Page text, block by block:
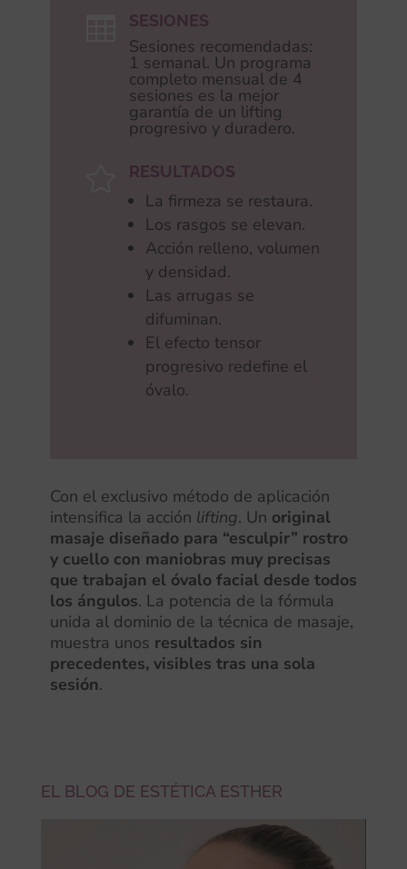
SESIONES
Sesiones recomendadas:
1 semanal. Un programa
completo mensual de 4
sesiones es la mejor
garantía de un lifting
progresivo y duradero.
RESULTADOS
La firmeza se restaura.
Los rasgos se elevan.
Acción relleno, volumen
y densidad.
Las arrugas se
difuminan.
El efecto tensor
progresivo redefine el
óvalo.
Con el exclusivo método de aplicación
intensifica la acción lifting. Un original
masaje diseñado para “esculpir” rostro
y cuello con maniobras muy precisas
que trabajan el óvalo facial desde todos
los ángulos. La potencia de la fórmula
unida al dominio de la técnica de masaje,
muestra unos resultados sin
precedentes, visibles tras una sola
sesión.
EL BLOG DE ESTÉTICA ESTHER